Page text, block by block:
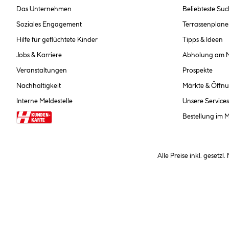
Das Unternehmen
Soziales Engagement
Hilfe für geflüchtete Kinder
Jobs & Karriere
Veranstaltungen
Nachhaltigkeit
Interne Meldestelle
Beliebteste
Tipps & Ideen
Abholung am
Prospekte
Märkte &
Unsere Services
Bestellung im
Alle Preise inkl. gesetzl.